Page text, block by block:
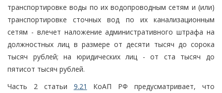
транспортировке воды по их водопроводным сетям и (или)
транспортировке сточных вод по их канализационным
сетям - влечет наложение административного штрафа на
должностных лиц в размере от десяти тысяч до сорока
тысяч рублей; на юридических лиц - от ста тысяч до
пятисот тысяч рублей.
Часть 2 статьи 9.21
КоАП РФ предусматривает, что